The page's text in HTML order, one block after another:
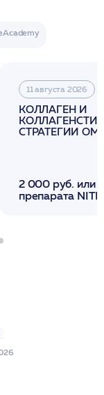
11 августа 2026
КОЛЛАГЕН И
СТРАТЕГИИ
2 000 руб. или
препарата